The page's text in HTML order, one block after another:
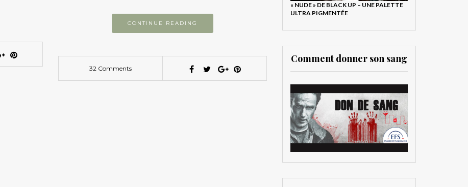
CONTINUE READING
32 Comments
« NUDE » DE BLACK UP – UNE PALETTE
ULTRA PIGMENTÉE
Comment donner son sang